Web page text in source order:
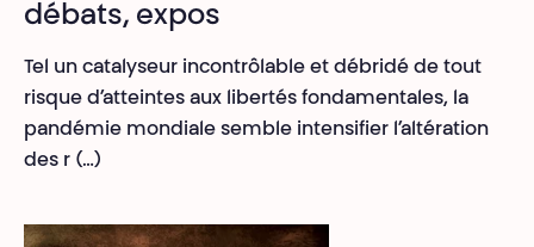
débats, expos
Tel un catalyseur incontrôlable et débridé de tout
risque d’atteintes aux libertés fondamentales, la
pandémie mondiale semble intensifier l’altération
des r (…)